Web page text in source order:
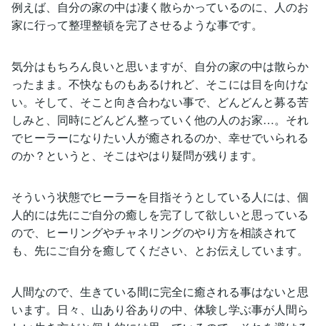
例えば、自分の家の中は凄く散らかっているのに、人のお
家に行って整理整頓を完了させるような事です。
気分はもちろん良いと思いますが、自分の家の中は散らか
ったまま。不快なものもあるけれど、そこには目を向けな
い。そして、そこと向き合わない事で、どんどんと募る苦
しみと、同時にどんどん整っていく他の人のお家…。それ
でヒーラーになりたい人が癒されるのか、幸せでいられる
のか？というと、そこはやはり疑問が残ります。
そういう状態でヒーラーを目指そうとしている人には、個
人的には先にご自分の癒しを完了して欲しいと思っている
ので、ヒーリングやチャネリングのやり方を相談されて
も、先にご自分を癒してください、とお伝えしています。
人間なので、生きている間に完全に癒される事はないと思
います。日々、山あり谷ありの中、体験し学ぶ事が人間ら